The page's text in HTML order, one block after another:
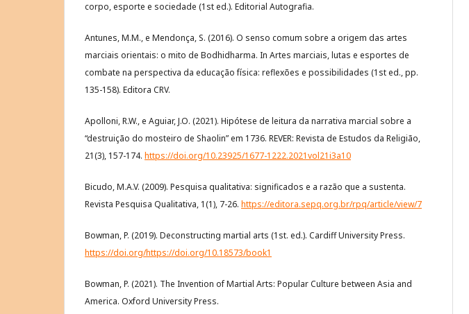
corpo, esporte e sociedade (1st ed.). Editorial Autografia.
Antunes, M.M., e Mendonça, S. (2016). O senso comum sobre a origem das artes
marciais orientais: o mito de Bodhidharma. In Artes marciais, lutas e esportes de
combate na perspectiva da educação física: reflexões e possibilidades (1st ed., pp.
135-158). Editora CRV.
Apolloni, R.W., e Aguiar, J.O. (2021). Hipótese de leitura da narrativa marcial sobre a
“destruição do mosteiro de Shaolin” em 1736. REVER: Revista de Estudos da Religião,
21(3), 157-174. https://doi.org/10.23925/1677-1222.2021vol21i3a10
Bicudo, M.A.V. (2009). Pesquisa qualitativa: significados e a razão que a sustenta.
Revista Pesquisa Qualitativa, 1(1), 7-26. https://editora.sepq.org.br/rpq/article/view/7
Bowman, P. (2019). Deconstructing martial arts (1st. ed.). Cardiff University Press.
https://doi.org/https://doi.org/10.18573/book1
Bowman, P. (2021). The Invention of Martial Arts: Popular Culture between Asia and
America. Oxford University Press.